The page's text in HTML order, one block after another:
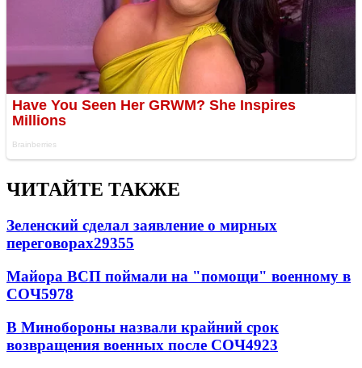
ЧИТАЙТЕ ТАКЖЕ
Зеленский сделал заявление о мирных
переговорах29355
Майора ВСП поймали на "помощи" военному в
СОЧ5978
В Минобороны назвали крайний срок
возвращения военных после СОЧ4923